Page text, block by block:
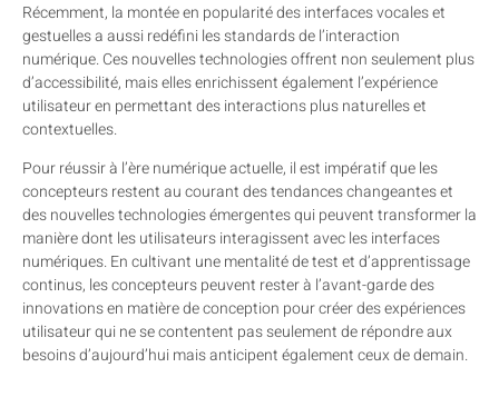
Récemment, la montée en popularité des interfaces vocales et
gestuelles a aussi redéfini les standards de l’interaction
numérique. Ces nouvelles technologies offrent non seulement plus
d’accessibilité, mais elles enrichissent également l’expérience
utilisateur en permettant des interactions plus naturelles et
contextuelles.
Pour réussir à l’ère numérique actuelle, il est impératif que les
concepteurs restent au courant des tendances changeantes et
des nouvelles technologies émergentes qui peuvent transformer la
manière dont les utilisateurs interagissent avec les interfaces
numériques. En cultivant une mentalité de test et d’apprentissage
continus, les concepteurs peuvent rester à l’avant-garde des
innovations en matière de conception pour créer des expériences
utilisateur qui ne se contentent pas seulement de répondre aux
besoins d’aujourd’hui mais anticipent également ceux de demain.